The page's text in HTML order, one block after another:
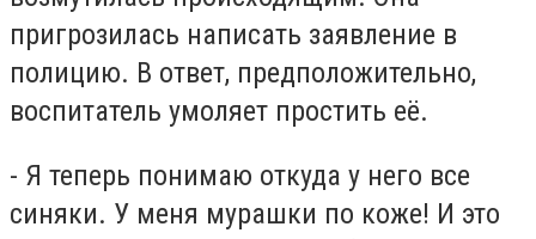
пригрозилась написать заявление в
полицию. В ответ, предположительно,
воспитатель умоляет простить её.
- Я теперь понимаю откуда у него все
синяки. У меня мурашки по коже! И это